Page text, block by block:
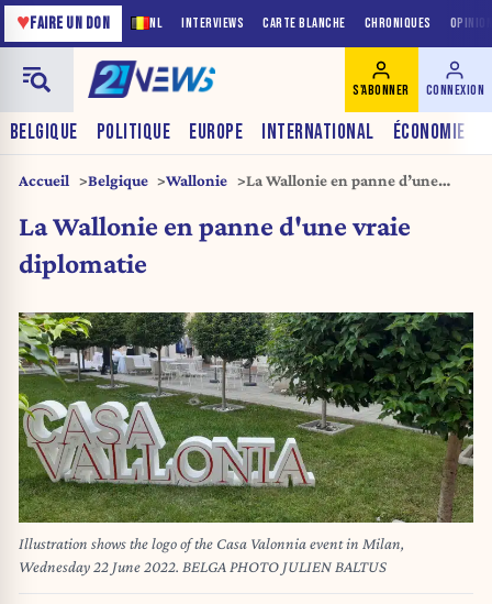
NL INTERVIEWS CARTE BLANCHE CHRONIQUES
♥FAIRE UN DON
BELGIQUE POLITIQUE EUROPE INTERNATIONAL ÉCONOMIE
S'ABONNER CONNEXION
Accueil Belgique Wallonie
La Wallonie en panne d’une
La Wallonie en panne d'une vraie
diplomatie
Illustration shows the logo of the Casa Valonnia event in Milan,
Wednesday 22 June 2022. BELGA PHOTO JULIEN BALTUS